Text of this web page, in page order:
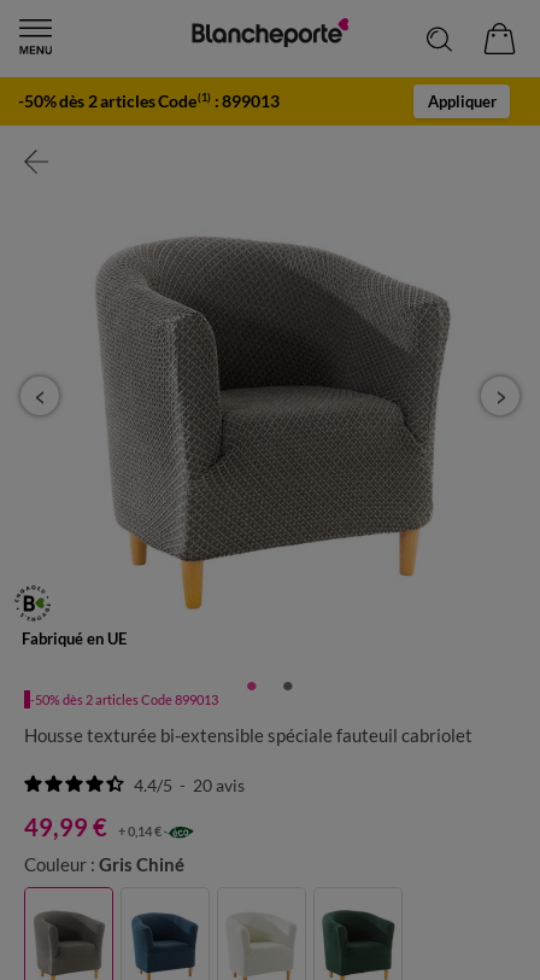
-50% dès 2 articles Code(1) :899013 Appliquer
Fabriqué en UE
-50% dès 2 articles Code 899013
Housse texturée bi-extensible spéciale fauteuil cabriolet
4.4/5 - 20avis
49,99 € + 0,14 €
Couleur : Gris Chiné